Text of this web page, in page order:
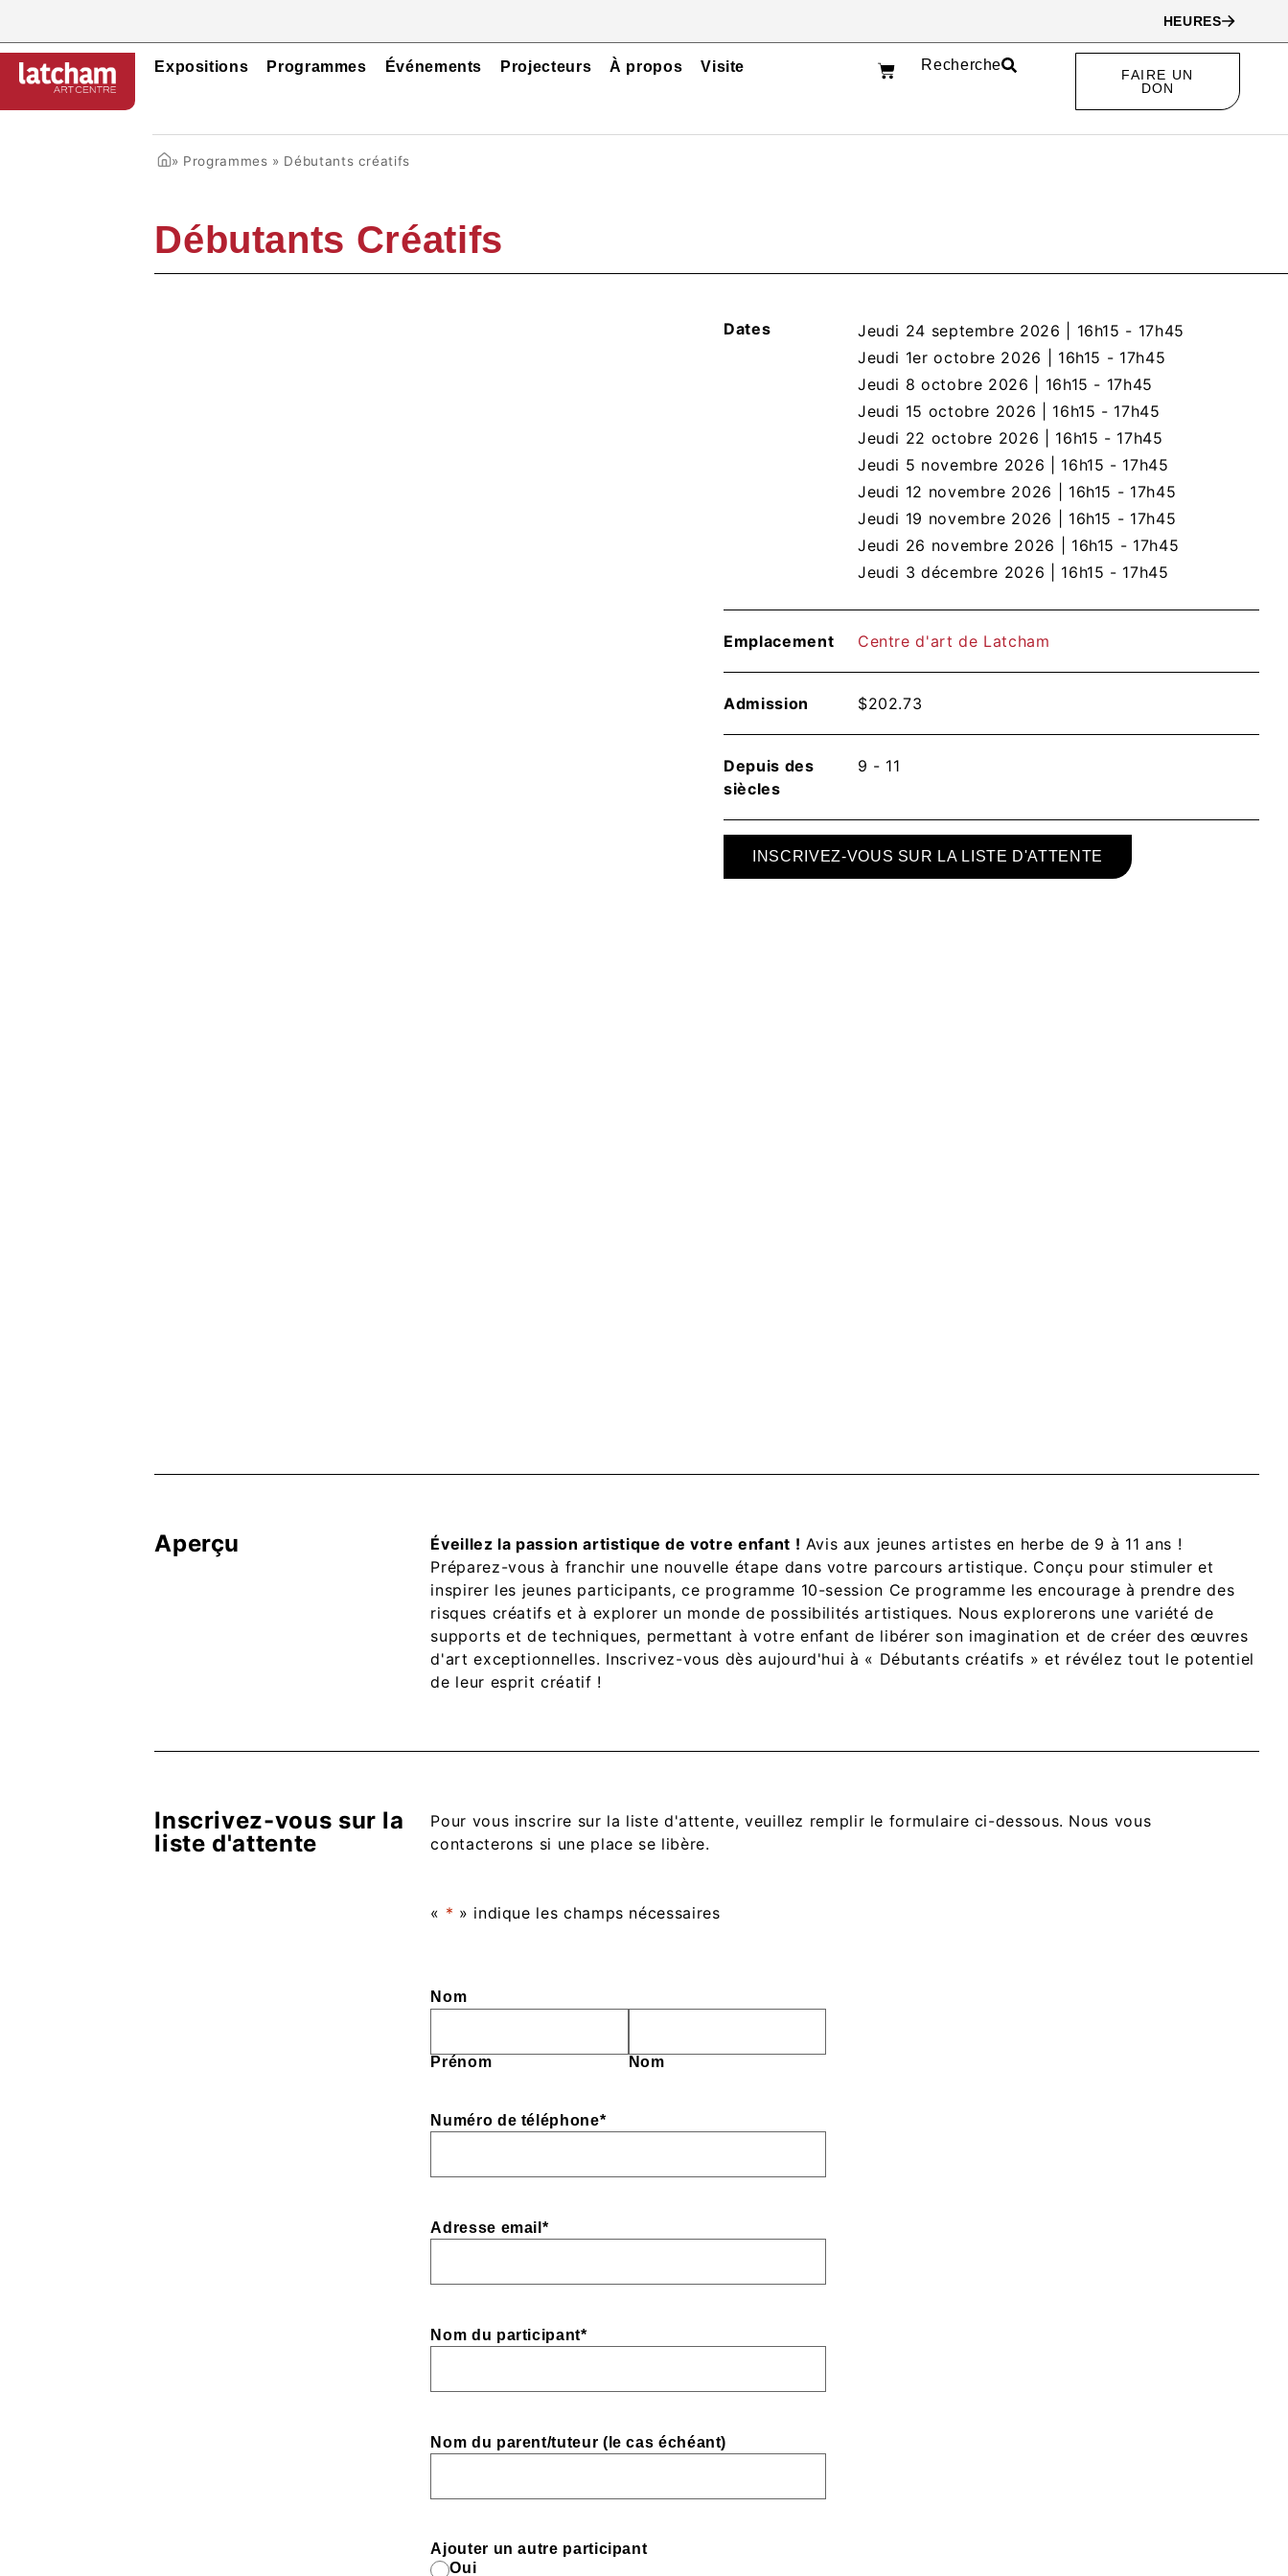
HEURES
Expositions Programmes Événements Projecteurs À propos Visite Recherche
FAIRE UN
DON
» Programmes » Débutants créatifs
Débutants Créatifs
Dates Jeudi 24 septembre 2026
16h15 - 17h45
Jeudi 1er octobre 2026
16h15 - 17h45
Jeudi 8 octobre 2026
16h15 - 17h45
Jeudi 15 octobre 2026
16h15 - 17h45
Jeudi 22 octobre 2026
16h15 - 17h45
Jeudi 5 novembre 2026
16h15 - 17h45
Jeudi 12 novembre 2026
16h15 - 17h45
Jeudi 19 novembre 2026
16h15 - 17h45
Jeudi 26 novembre 2026
16h15 - 17h45
Jeudi 3 décembre 2026
16h15 - 17h45
Emplacement Centre d'art de Latcham
Admission $202.73
Depuis des
siècles
9 - 11
INSCRIVEZ-VOUS SUR LA LISTE D'ATTENTE
Aperçu Éveillez la passion artistique de votre enfant ! Avis aux jeunes artistes en herbe de 9 à 11 ans !
Préparez-vous à franchir une nouvelle étape dans votre parcours artistique. Conçu pour stimuler et
inspirer les jeunes participants, ce programme 10-session Ce programme les encourage à prendre des
risques créatifs et à explorer un monde de possibilités artistiques. Nous explorerons une variété de
supports et de techniques, permettant à votre enfant de libérer son imagination et de créer des œuvres
d'art exceptionnelles. Inscrivez-vous dès aujourd'hui à « Débutants créatifs » et révélez tout le potentiel
de leur esprit créatif !
Inscrivez-vous sur la
liste d'attente
Pour vous inscrire sur la liste d'attente, veuillez remplir le formulaire ci-dessous. Nous vous
contacterons si une place se libère.
« * » indique les champs nécessaires
Nom
Prénom Nom
Numéro de téléphone*
Adresse email *
Nom du participant*
Nom du parent/tuteur (le cas échéant)
Ajouter un autre participant
Oui